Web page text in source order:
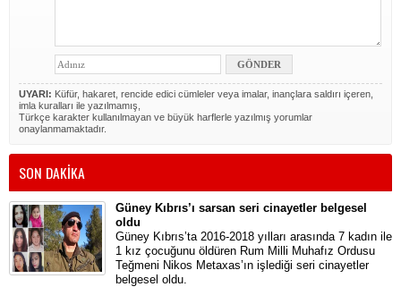
UYARI: Küfür, hakaret, rencide edici cümleler veya imalar, inançlara saldırı içeren,
imla kuralları ile yazılmamış,
Türkçe karakter kullanılmayan ve büyük harflerle yazılmış yorumlar
onaylanmamaktadır.
SON DAKİKA
Güney Kıbrıs’ı sarsan seri cinayetler belgesel
oldu
Güney Kıbrıs’ta 2016-2018 yılları arasında 7 kadın ile
1 kız çocuğunu öldüren Rum Milli Muhafız Ordusu
Teğmeni Nikos Metaxas’ın işlediği seri cinayetler
belgesel oldu.